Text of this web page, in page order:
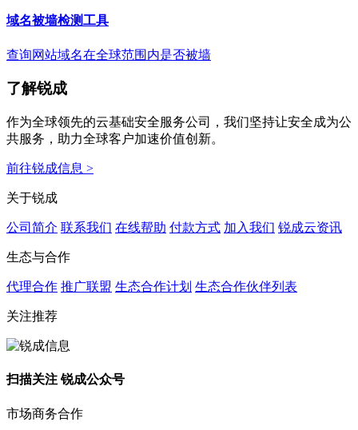
域名被墙检测工具
查询网站域名在全球范围内是否被墙
了解锐成
作为全球领先的云基础安全服务公司，我们坚持让安全成为公
共服务，助力全球客户加速价值创新。
前往锐成信息 >
关于锐成
公司简介 联系我们 在线帮助 付款方式 加入我们 锐成云资讯
生态与合作
代理合作 推广联盟 生态合作计划 生态合作伙伴列表
关注推荐
扫描关注 锐成公众号
市场商务合作